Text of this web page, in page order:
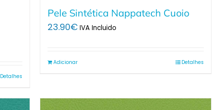
Detalhes
Pele Sintética Nappatech Cuoio
23.90€ IVA Incluido
Adicionar Detalhes